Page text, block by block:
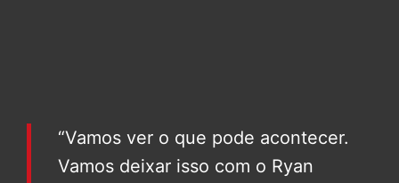
“Vamos ver o que pode acontecer.
Vamos deixar isso com o Ryan